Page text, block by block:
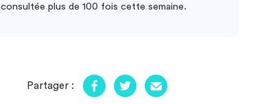
consultée plus de 100 fois cette semaine.
Partager :